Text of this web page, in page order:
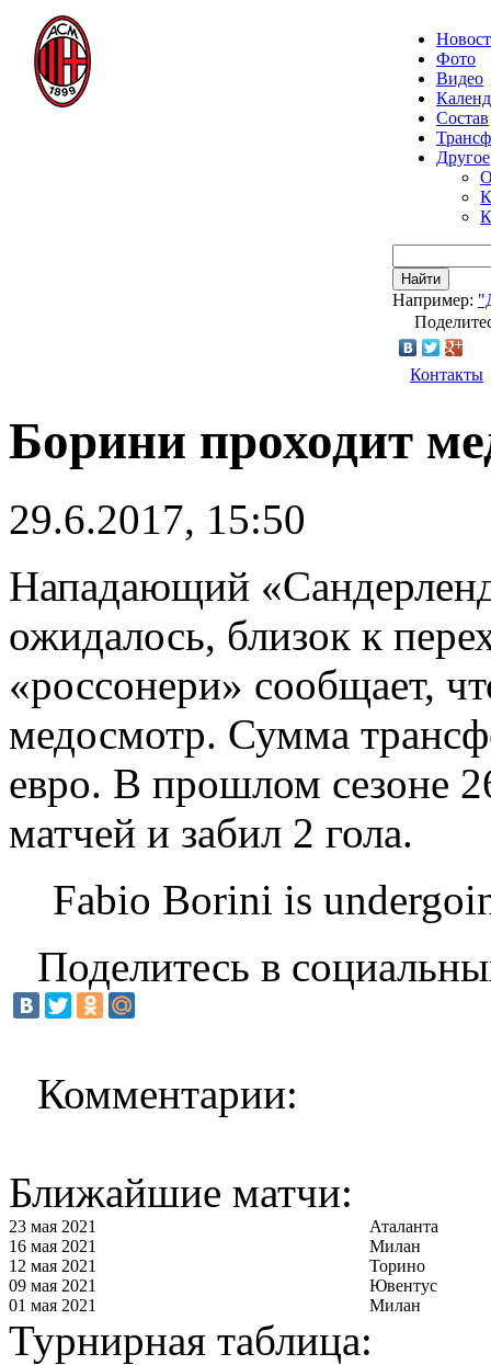
Фото
Видео
Состав
Другое
Найти
Например:
Контакты
Борини проходит
29.6.2017, 15:50
Нападающий
ожидалось, близок к
«россонери» сообщает,
медосмотр. Сумма
евро. В прошлом сезоне
матчей и забил 2 гола.
Fabio Borini is
Поделитесь в
Комментарии:
Ближайшие матчи:
23 мая 2021
Аталанта
16 мая 2021
Милан
12 мая 2021
Торино
09 мая 2021
Ювентус
01 мая 2021
Милан
Турнирная таблица: